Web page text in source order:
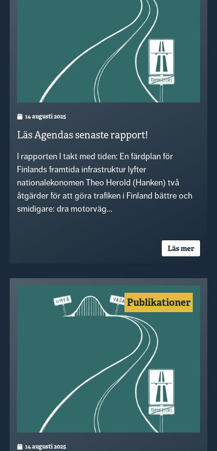
14 augusti 2025
Läs Agendas senaste rapport!
I rapporten I takt med tiden: En färdplan för
Finlands framtida infrastruktur lyfter
nationalekonomen Theo Herold (Hanken) två
åtgärder för att göra trafiken i Finland bättre och
smidigare: dra motorväg...
Läs mer
Publikationer
14 augusti 2025